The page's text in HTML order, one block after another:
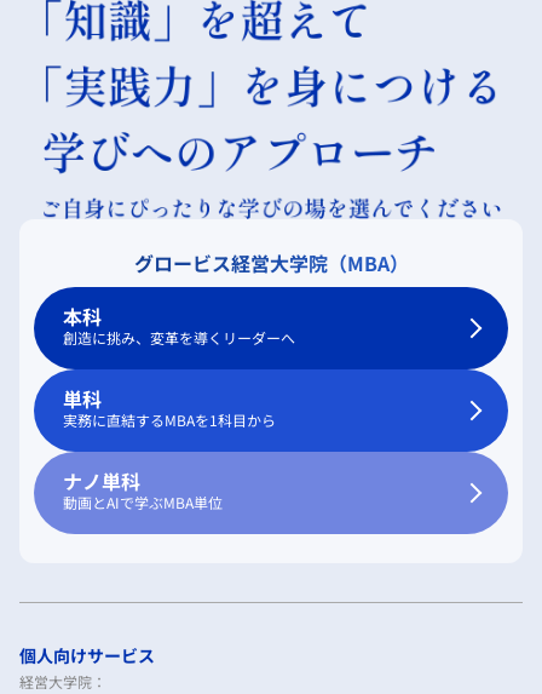
グロービス経営大学院（MBA）
本科
創造に挑み、変革を導くリーダーへ
単科
実務に直結するMBAを1科目から
ナノ単科
動画とAIで学ぶMBA単位
個人向けサービス
経営大学院：